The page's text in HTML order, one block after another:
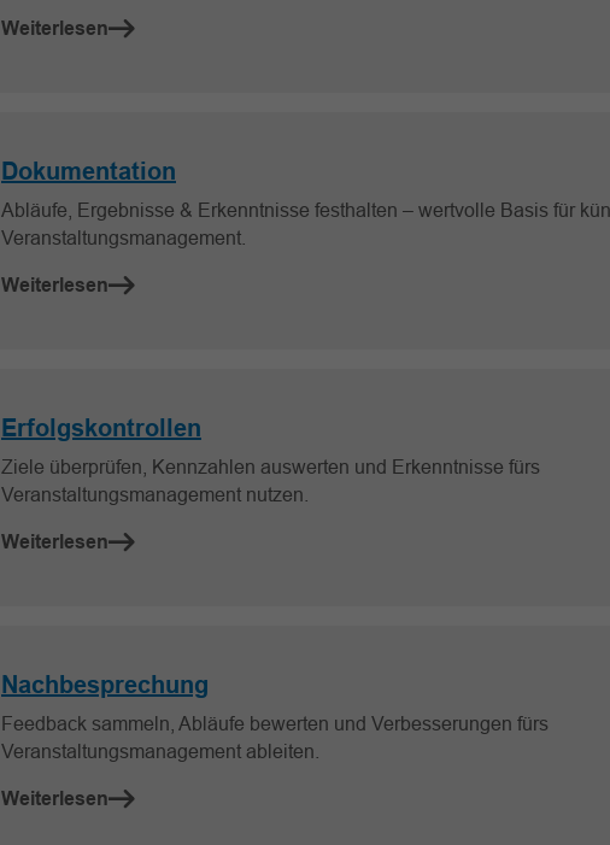
Weiterlesen
Dokumentation
Abläufe, Ergebnisse & Erkenntnisse festhalten – wertvolle Basis für
Veranstaltungsmanagement.
Weiterlesen
Erfolgskontrollen
Ziele überprüfen, Kennzahlen auswerten und Erkenntnisse fürs
Veranstaltungsmanagement nutzen.
Weiterlesen
Nachbesprechung
Feedback sammeln, Abläufe bewerten und Verbesserungen fürs
Veranstaltungsmanagement ableiten.
Weiterlesen